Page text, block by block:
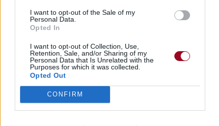
I want to opt-out of the Sale of my
Personal Data.
Opted In
I want to opt-out of Collection, Use,
Retention, Sale, and/or Sharing of my
Personal Data that Is Unrelated with the
Purposes for which it was collected.
Opted Out
CONFIRM
Enlevez votre bandage, écoutez mon offre
Quizá os sorprenda una idea estupenda y cambiéis el
Une idée superbe pourrait vous surprendre et vous
changeriez le monde.
Quizá os motive, os active cuando os muestre
Peut-être que je vous motiverais, vous activerais quand je
vous montrerais
La fuente de este aljibe campestre